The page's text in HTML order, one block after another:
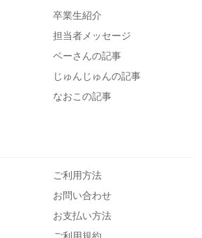
卒業生紹介
担当者メッセージ
ベーさんの記事
じゅんじゅんの記事
なおこの記事
ご利用方法
お問い合わせ
お支払い方法
ご利用規約